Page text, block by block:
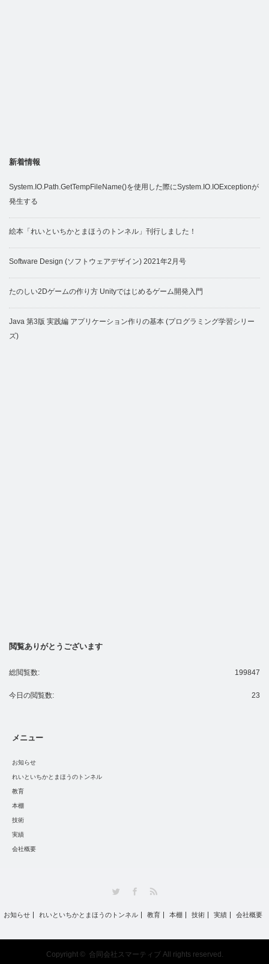
新着情報
System.IO.Path.GetTempFileName()を使用した際にSystem.IO.IOExceptionが
発生する
絵本「れいといちかとまほうのトンネル」刊行しました！
Software Design (ソフトウェアデザイン) 2021年2月号
たのしい2Dゲームの作り方 Unityではじめるゲーム開発入門
Java 第3版 実践編 アプリケーション作りの基本 (プログラミング学習シリー
ズ)
閲覧ありがとうございます
199847
総閲覧数:
23
今日の閲覧数:
メニュー
お知らせ
れいといちかとまほうのトンネル
教育
本棚
技術
実績
会社概要
お知らせ れいといちかとまほうのトンネル 教育 本棚 技術 実績 会社概要
Copyright © 合同会社スマーティブ All rights reserved.